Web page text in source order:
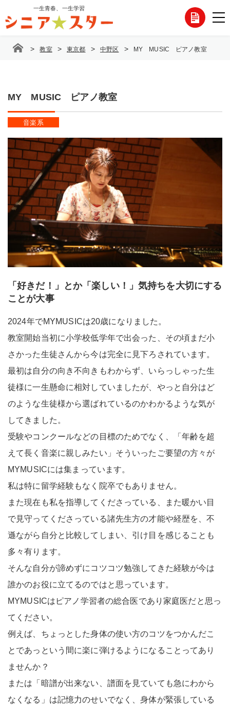
テ
一生青春、一生学習
各
わ
せ
> 教室 > 東京都 > 中野区 > MY MUSIC ピアノ教室
MY MUSIC ピアノ教室
音楽系
「好きだ！」とか「楽しい！」気持ちを大切にする
ことが大事
2024年でMYMUSICは20歳になりました。
教室開始当初に小学校低学年で出会った、その頃まだ小
さかった生徒さんから今は完全に見下ろされています。
最初は自分の向き不向きもわからず、いらっしゃった生
徒様に一生懸命に相対していましたが、やっと自分はど
のような生徒様から選ばれているのかわかるような気が
してきました。
受験やコンクールなどの目標のためでなく、「年齢を超
えて長く音楽に親しみたい」そういったご要望の方々が
MYMUSICには集まっています。
私は特に留学経験もなく院卒でもありません。
また現在も私を指導してくださっている、また暖かい目
で見守ってくださっている諸先生方の才能や経歴を、不
遜ながら自分と比較してしまい、引け目を感じることも
多々有ります。
そんな自分が諦めずにコツコツ勉強してきた経験が今は
誰かのお役に立てるのではと思っています。
MYMUSICはピアノ学習者の総合医であり家庭医だと思っ
てください。
例えば、ちょっとした身体の使い方のコツをつかんだこ
とであっという間に楽に弾けるようになることってあり
ませんか？
または「暗譜が出来ない、譜面を見ていても急にわから
なくなる」は記憶力のせいでなく、身体が緊張している